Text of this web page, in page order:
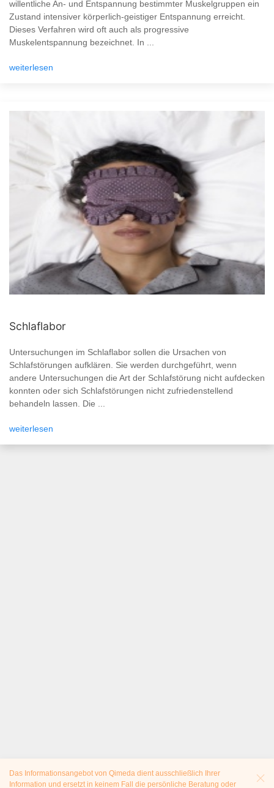
willentliche An- und Entspannung bestimmter Muskelgruppen ein
Zustand intensiver körperlich-geistiger Entspannung erreicht.
Dieses Verfahren wird oft auch als progressive
Muskelentspannung bezeichnet. In ...
weiterlesen
Schlaflabor
Untersuchungen im Schlaflabor sollen die Ursachen von
Schlafstörungen aufklären. Sie werden durchgeführt, wenn
andere Untersuchungen die Art der Schlafstörung nicht aufdecken
konnten oder sich Schlafstörungen nicht zufriedenstellend
behandeln lassen. Die ...
weiterlesen
Das Informationsangebot von Qimeda dient ausschließlich Ihrer
Information und ersetzt in keinem Fall die persönliche Beratung oder